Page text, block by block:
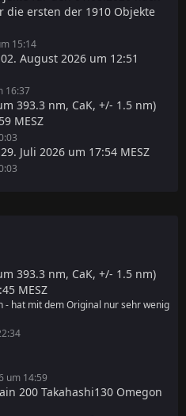
die ersten der 1910 Objekte
15:14
August 2026 um 12:51
16:37
393.3 nm, CaK, +/- 1.5 nm)
MESZ
Juli 2026 um 17:54 MESZ
393.3 nm, CaK, +/- 1.5 nm)
MESZ
- hat mit dem Original nur sehr wenig
um 14:59
200 Takahashi130 Omegon